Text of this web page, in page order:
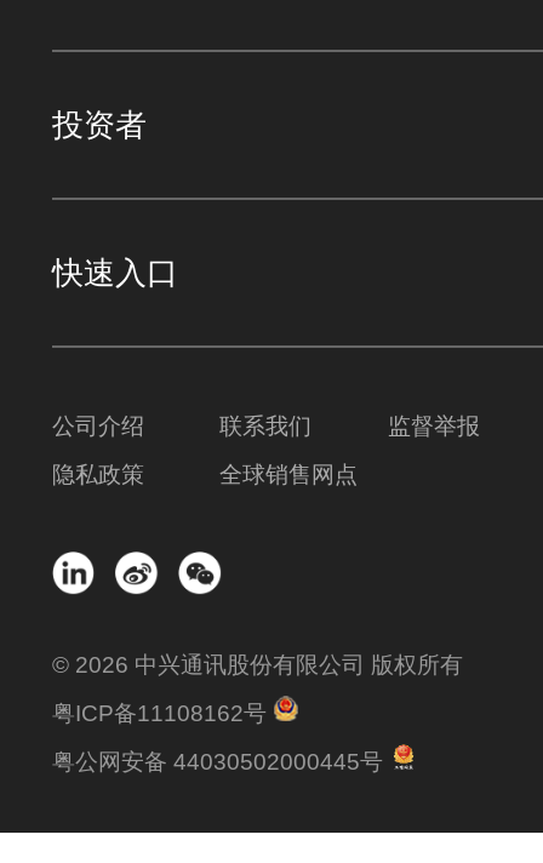
投资者
快速入口
公司介绍 联系我们
监督举报
隐私政策
全球销售网点
© 2026 中兴通讯股份有限公司 版权所有
粤ICP备11108162号
粤公网安备 44030502000445号